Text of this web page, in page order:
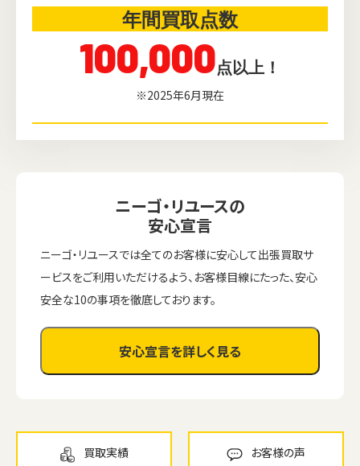
年間買取点数
100,000点以上！
※2025年6月現在
ニーゴ・リユースの
安心宣言
ニーゴ・リユースでは全てのお客様に安心して出張買取サ
ービスをご利用いただけるよう、お客様目線にたった、安心
安全な10の事項を徹底しております。
安心宣言を詳しく見る
買取実績 お客様の声